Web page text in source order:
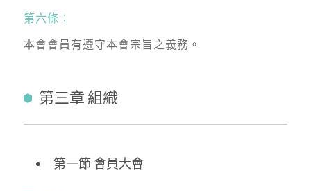
第六條：
本會會員有遵守本會宗旨之義務。
第三章 組織
第一節 會員大會